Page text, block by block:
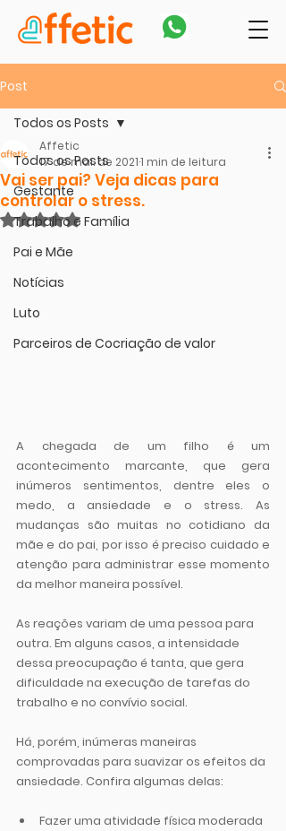
Post
Todos os Posts
Gestante
Trabalho e Família
Pai e Mãe
Notícias
Luto
Parceiros de Cocriação de valor
Todos os Posts
Vai ser pai? Veja dicas para
controlar o stress.
Affetic
17 de mai. de 20211 min de leitura
Avaliado com NaN de 5 estrelas.
A chegada de um filho é um
acontecimento marcante, que gera
inúmeros sentimentos, dentre eles o
medo, a ansiedade e o stress. As
mudanças são muitas no cotidiano da
mãe e do pai, por isso é preciso cuidado e
atenção para administrar esse momento
da melhor maneira possível.
As reações variam de uma pessoa para
outra. Em alguns casos, a intensidade
dessa preocupação é tanta, que gera
dificuldade na execução de tarefas do
trabalho e no convívio social.
Há, porém, inúmeras maneiras
comprovadas para suavizar os efeitos da
ansiedade. Confira algumas delas:
Fazer uma atividade física moderada